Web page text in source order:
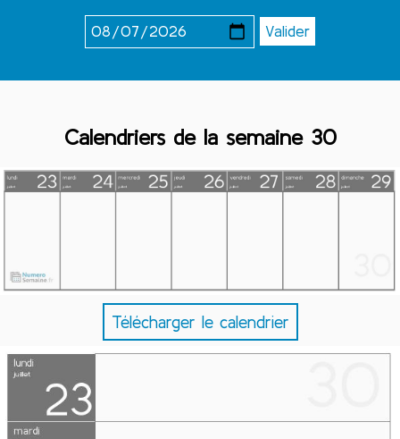
Calendriers de la semaine 30
Télécharger le calendrier